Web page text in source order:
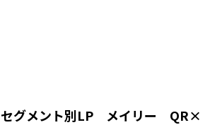
セグメント別LP メイリー QR×